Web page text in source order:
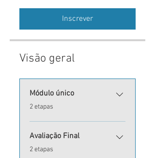
Inscrever
Visão geral
Módulo único
.2 etapas
Avaliação Final
.2 etapas